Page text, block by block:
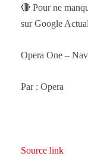
🔴 Pour ne
sur Google
Opera One –
Par : Opera
Source link